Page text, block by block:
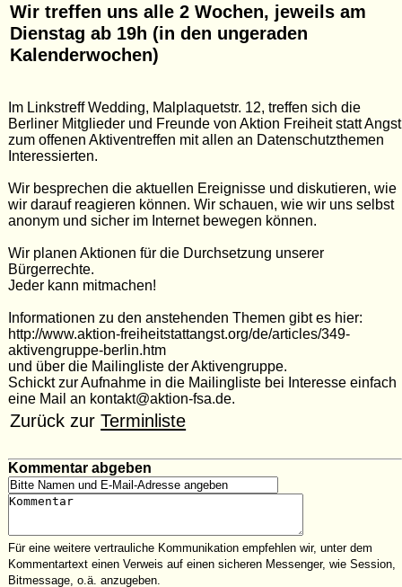
Wir treffen uns alle 2 Wochen, jeweils am
Dienstag ab 19h (in den ungeraden
Kalenderwochen)
Im Linkstreff Wedding, Malplaquetstr. 12, treffen sich die
Berliner Mitglieder und Freunde von Aktion Freiheit statt Angst
zum offenen Aktiventreffen mit allen an Datenschutzthemen
Interessierten.
Wir besprechen die aktuellen Ereignisse und diskutieren, wie
wir darauf reagieren können. Wir schauen, wie wir uns selbst
anonym und sicher im Internet bewegen können.
Wir planen Aktionen für die Durchsetzung unserer
Bürgerrechte.
Jeder kann mitmachen!
Informationen zu den anstehenden Themen gibt es hier:
http://www.aktion-freiheitstattangst.org/de/articles/349-
aktivengruppe-berlin.htm
und über die Mailingliste der Aktivengruppe.
Schickt zur Aufnahme in die Mailingliste bei Interesse einfach
eine Mail an kontakt@aktion-fsa.de.
Zurück zurTerminliste
Kommentar abgeben
Für eine weitere vertrauliche Kommunikation empfehlen wir, unter dem
Kommentartext einen Verweis auf einen sicheren Messenger, wie Session,
Bitmessage, o.ä. anzugeben.